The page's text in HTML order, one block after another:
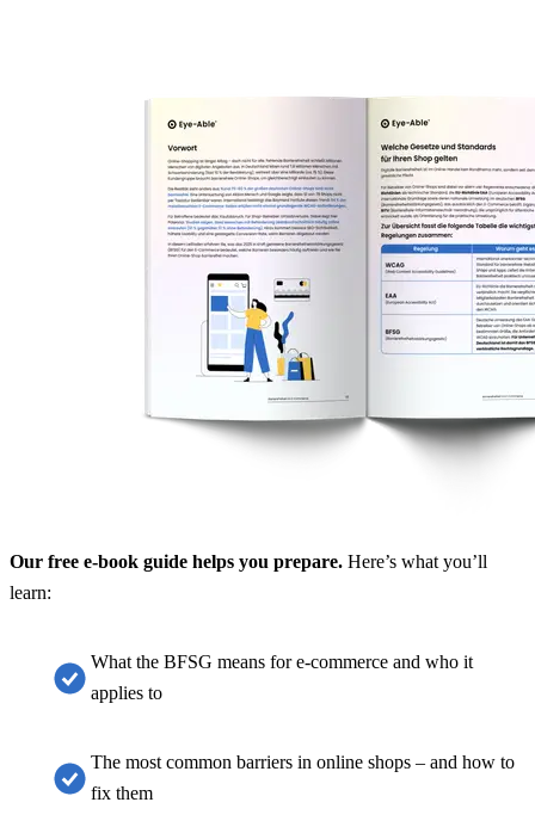
Our free e-book guide helps you prepare. Here’s what you’ll
learn:
What the BFSG means for e-commerce and who it
applies to
The most common barriers in online shops – and how to
fix them